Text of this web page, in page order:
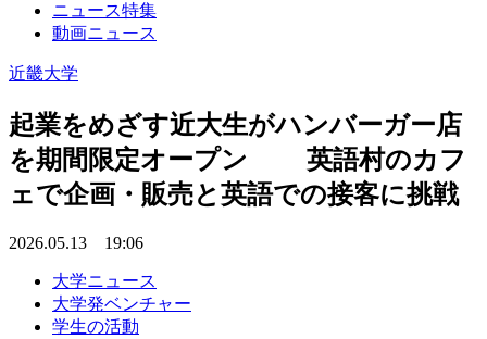
ニュース特集
動画ニュース
近畿大学
起業をめざす近大生がハンバーガー店
を期間限定オープン 英語村のカフ
ェで企画・販売と英語での接客に挑戦
2026.05.13 19:06
大学ニュース
大学発ベンチャー
学生の活動